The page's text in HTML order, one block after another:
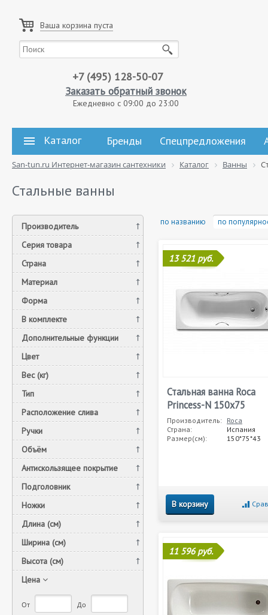
Ваша корзина пуста
+7 (495) 128-50-07
Заказать обратный звонок
Ежедневно с 09:00 до 23:00
Каталог Бренды Спецпредложения
San-tun.ru Интернет-магазин сантехники Каталог Ванны
Стальные ванны
Производитель
Серия товара
Страна
Материал
Форма
В комплекте
Дополнительные функции
Цвет
Вес (кг)
Тип
Расположение слива
Ручки
Объём
Антискользящее покрытие
Подголовник
Ножки
Длина (см)
Ширина (см)
Высота (см)
Цена
От До
по названию по
13 521 руб.
Стальная ванна Roca
Princess-N 150x75
Производитель: Roca
Страна:
Испания
Размер(см):
150*75*43
В корзину
11 596 руб.